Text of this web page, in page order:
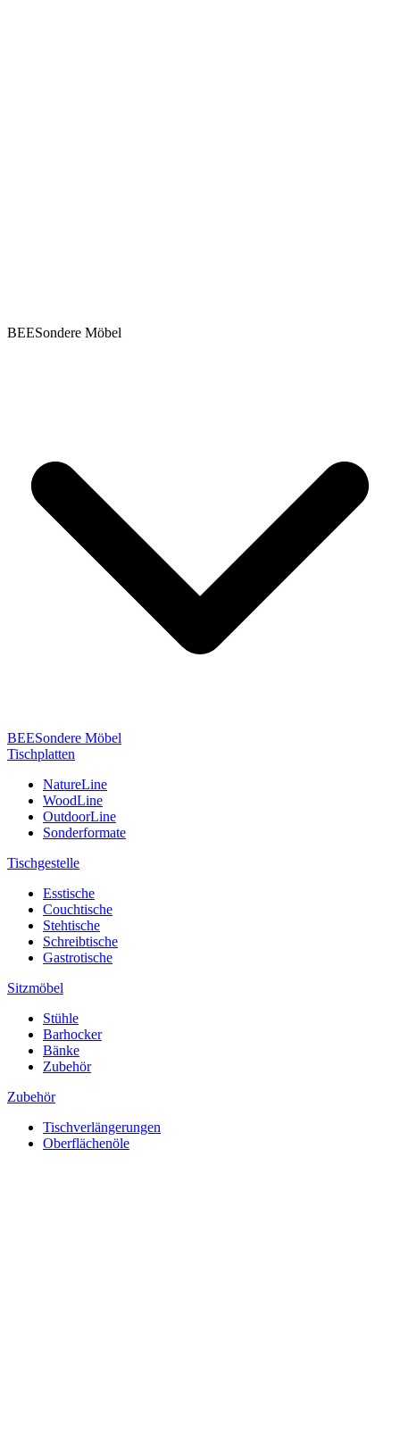
BEESondere Möbel
BEESondere Möbel
Tischplatten
NatureLine
WoodLine
OutdoorLine
Sonderformate
Tischgestelle
Esstische
Couchtische
Stehtische
Schreibtische
Gastrotische
Sitzmöbel
Stühle
Barhocker
Bänke
Zubehör
Zubehör
Tischverlängerungen
Oberflächenöle